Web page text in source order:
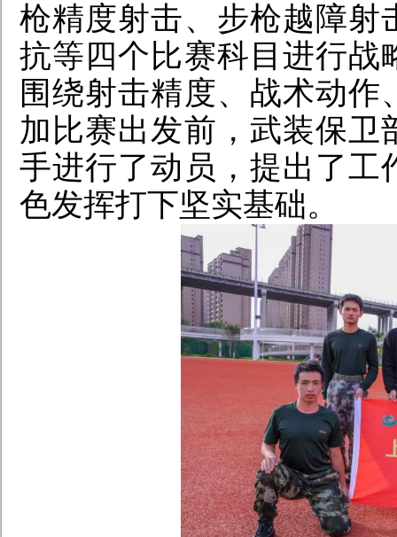
枪精度射击、步枪越障射
抗等四个比赛科目进行战
围绕射击精度、战术动
加比赛出发前，武装保
手进行了动员，提出了工
色发挥打下坚实基础。